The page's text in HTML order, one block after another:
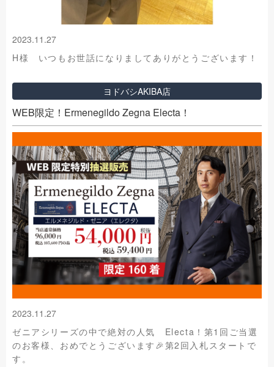
2023.11.27
H様 いつもお世話になりましてありがとうございます！
ヨドバシAKIBA店
WEB限定！Ermenegildo Zegna Electa！
2023.11.27
ゼニアシリーズの中で絶対の人気 Electa！第1回ご当選
のお客様、おめでとうございます🎉第2回入札スタートで
す。